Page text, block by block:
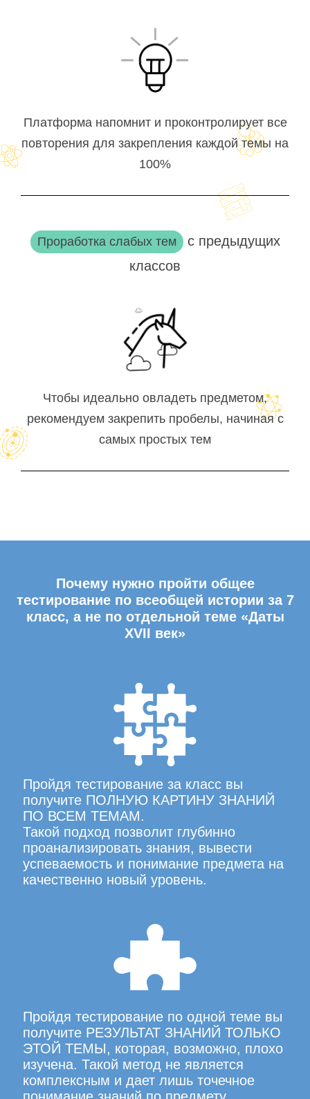
Платформа напомнит и проконтролирует все
повторения для закрепления каждой темы на
100%
Проработка слабых тем с предыдущих
классов
Чтобы идеально овладеть предметом,
рекомендуем закрепить пробелы, начиная с
самых простых тем
Почему нужно пройти общее
тестирование по всеобщей истории за 7
класс, а не по отдельной теме «Даты
XVII век»
Пройдя тестирование за класс вы
получите ПОЛНУЮ КАРТИНУ ЗНАНИЙ
ПО ВСЕМ ТЕМАМ.
Такой подход позволит глубинно
проанализировать знания, вывести
успеваемость и понимание предмета на
качественно новый уровень.
Пройдя тестирование по одной теме вы
получите РЕЗУЛЬТАТ ЗНАНИЙ ТОЛЬКО
ЭТОЙ ТЕМЫ, которая, возможно, плохо
изучена. Такой метод не является
комплексным и дает лишь точечное